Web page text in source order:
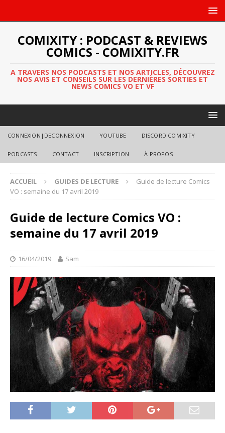
COMIXITY : PODCAST & REVIEWS
COMICS - COMIXITY.FR
A TRAVERS NOS PODCASTS ET NOS ARTICLES, DÉCOUVREZ
NOS AVIS ET CONSEILS SUR LES DERNIÈRES SORTIES ET
NEWS COMICS VO ET VF
CONNEXION|DECONNEXION YOUTUBE DISCORD COMIXITY
PODCASTS CONTACT INSCRIPTION À PROPOS
ACCUEIL GUIDES DE LECTURE
Guide de lecture Comics
VO : semaine du 17 avril 2019
Guide de lecture Comics VO :
semaine du 17 avril 2019
16/04/2019 Sam